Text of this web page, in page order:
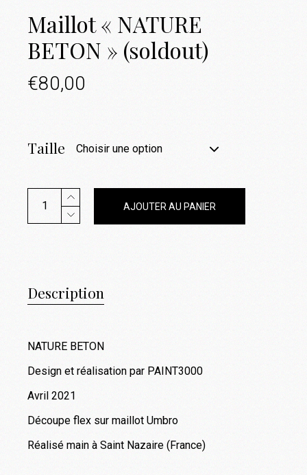
Maillot « NATURE
BETON » (soldout)
€80,00
Taille Choisir une option
Maillot "NATURE BETON" (soldout) quantity
AJOUTER AU PANIER
Description
NATURE BETON
Design et réalisation par PAINT3000
Avril 2021
Découpe flex sur maillot Umbro
Réalisé main à Saint Nazaire (France)